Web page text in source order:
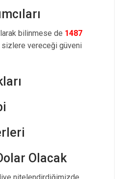
bilinmese de 1487
sizlere vereceği güveni
Olacak